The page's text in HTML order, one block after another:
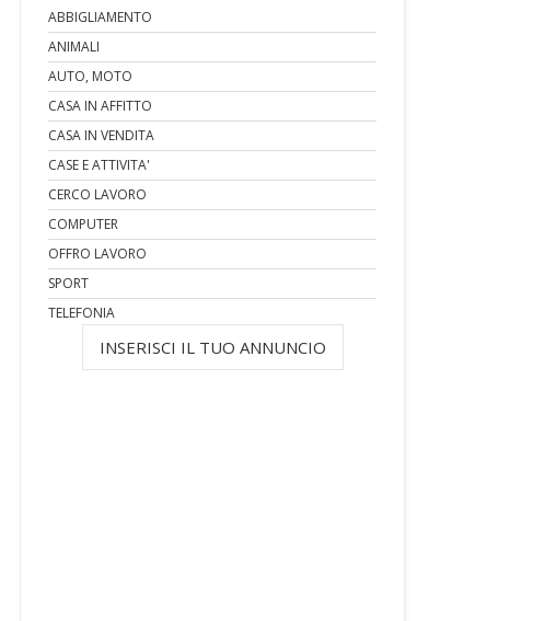
ABBIGLIAMENTO
ANIMALI
AUTO, MOTO
CASA IN AFFITTO
CASA IN VENDITA
CASE E ATTIVITA'
CERCO LAVORO
COMPUTER
OFFRO LAVORO
SPORT
TELEFONIA
INSERISCI IL TUO ANNUNCIO